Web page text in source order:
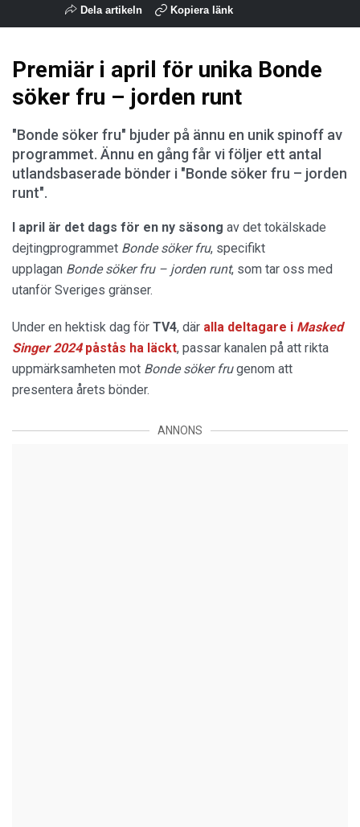
Dela artikeln Kopiera länk
Premiär i april för unika Bonde
söker fru – jorden runt
"Bonde söker fru" bjuder på ännu en unik spinoff av
programmet. Ännu en gång får vi följer ett antal
utlandsbaserade bönder i "Bonde söker fru – jorden
runt".
I april är det dags för en ny säsong av det tokälskade
dejtingprogrammet Bonde söker fru, specifikt
upplagan Bonde söker fru – jorden runt, som tar oss med
utanför Sveriges gränser.
Under en hektisk dag för TV4, där alla deltagare i Masked
Singer 2024 påstås ha läckt, passar kanalen på att rikta
uppmärksamheten mot Bonde söker frugenom att
presentera årets bönder.
ANNONS